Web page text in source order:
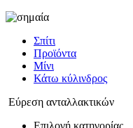
Σπίτι
Προϊόντα
Μίνι
Κάτω κύλινδρος
Εύρεση ανταλλακτικών
Επιλογή κατηγορίας